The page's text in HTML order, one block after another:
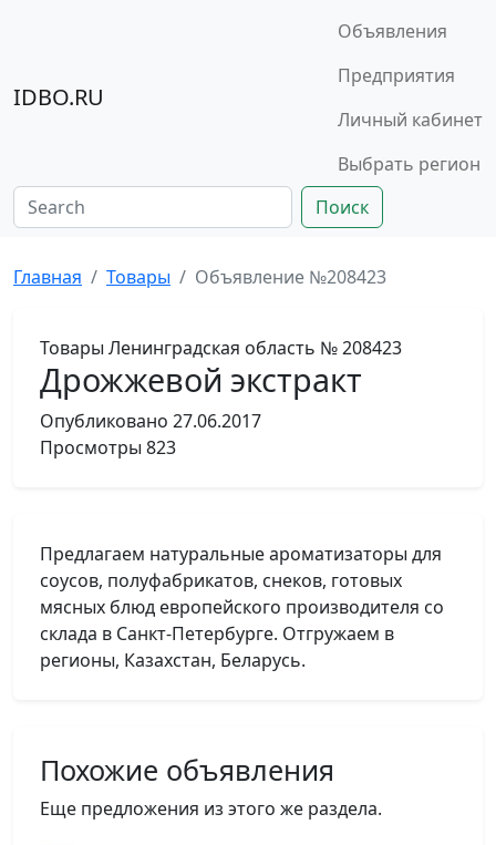
IDBO.RU
Объявления
Предприятия
Личный кабинет
Выбрать регион
Поиск
Главная Товары Объявление №208423
Товары Ленинградская область № 208423
Дрожжевой экстракт
Опубликовано 27.06.2017
Просмотры 823
Предлагаем натуральные ароматизаторы для
соусов, полуфабрикатов, снеков, готовых
мясных блюд европейского производителя со
склада в Санкт-Петербурге. Отгружаем в
регионы, Казахстан, Беларусь.
Похожие объявления
Еще предложения из этого же раздела.